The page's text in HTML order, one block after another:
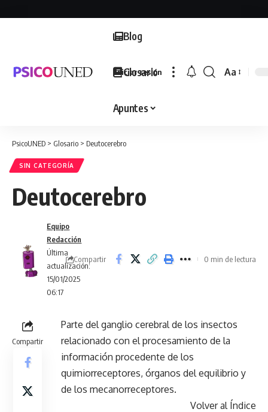
Blog
Glosario
Apuntes
Iniciar sesión
Font
Aa
PsicoUNED > Glosario > Deutocerebro
SIN CATEGORÍA
Deutocerebro
Última
actualización:
15/01/2025
06:17
Equipo
Redacción
Compartir 0 min de lectura
Compartir
Parte del ganglio cerebral de los insectos
relacionado con el procesamiento de la
información procedente de los
quimiorreceptores, órganos del equilibrio y
de los mecanorreceptores.
Volver al Índice